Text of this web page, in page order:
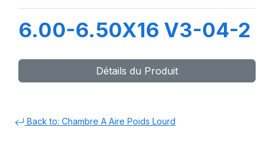
6.00-6.50X16 V3-04-2
Détails du Produit
Back to: Chambre A Aire Poids Lourd